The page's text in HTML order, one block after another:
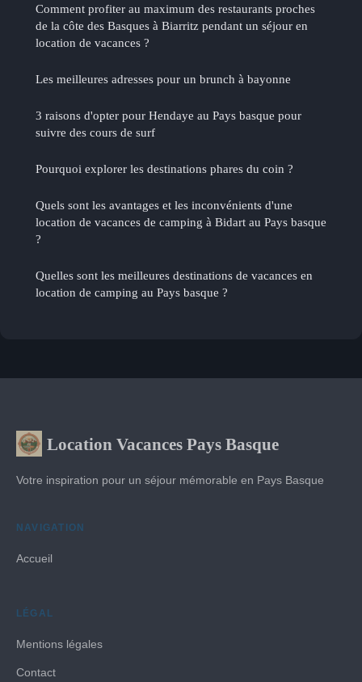
Comment profiter au maximum des restaurants proches
de la côte des Basques à Biarritz pendant un séjour en
location de vacances ?
Les meilleures adresses pour un brunch à bayonne
3 raisons d'opter pour Hendaye au Pays basque pour
suivre des cours de surf
Pourquoi explorer les destinations phares du coin ?
Quels sont les avantages et les inconvénients d'une
location de vacances de camping à Bidart au Pays basque
?
Quelles sont les meilleures destinations de vacances en
location de camping au Pays basque ?
Location Vacances Pays Basque
Votre inspiration pour un séjour mémorable en Pays Basque
NAVIGATION
Accueil
LÉGAL
Mentions légales
Contact